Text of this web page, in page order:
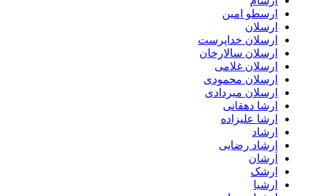
ارسطو امین
ارسلان
ارسلان خداپرست
ارسلان سالارخان
ارسلان غلامی
ارسلان محمودی
ارسلان میردادی
ارشا دهقانی
ارشا علیزاده
ارشاد
ارشاد رضایی
اَرشان
ارشک
ارشیا